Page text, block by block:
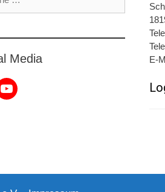
Media
YouTube
E-